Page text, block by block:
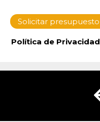
Solicitar presupuesto
Política de Privacidad